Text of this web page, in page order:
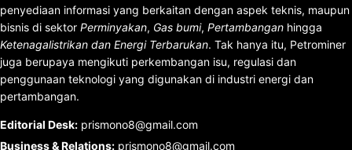
penyediaan informasi yang berkaitan dengan aspek teknis, maupun
bisnis di sektor Perminyakan, Gas bumi, Pertambangan hingga
Ketenagalistrikan dan Energi Terbarukan. Tak hanya itu, Petrominer
juga berupaya mengikuti perkembangan isu, regulasi dan
penggunaan teknologi yang digunakan di industri energi dan
pertambangan.
Editorial Desk: prismono8@gmail.com
Business & Relations: prismono8@gmail.com